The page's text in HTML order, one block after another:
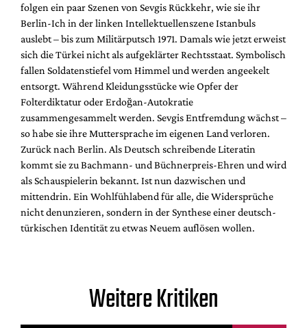
folgen ein paar Szenen von Sevgis Rückkehr, wie sie ihr
Berlin-Ich in der linken Intellektuellenszene Istanbuls
auslebt – bis zum Militärputsch 1971. Damals wie jetzt erweist
sich die Türkei nicht als aufgeklärter Rechtsstaat. Symbolisch
fallen Soldatenstiefel vom Himmel und werden angeekelt
entsorgt. Während Kleidungsstücke wie Opfer der
Folterdiktatur oder Erdoğan-Autokratie
zusammengesammelt werden. Sevgis Entfremdung wächst –
so habe sie ihre Muttersprache im eigenen Land verloren.
Zurück nach Berlin. Als Deutsch schreibende Literatin
kommt sie zu Bachmann- und Büchnerpreis-Ehren und wird
als Schauspielerin bekannt. Ist nun dazwischen und
mittendrin. Ein Wohlfühlabend für alle, die Widersprüche
nicht denunzieren, sondern in der Synthese einer deutsch-
türkischen Identität zu etwas Neuem auflösen wollen.
Weitere Kritiken